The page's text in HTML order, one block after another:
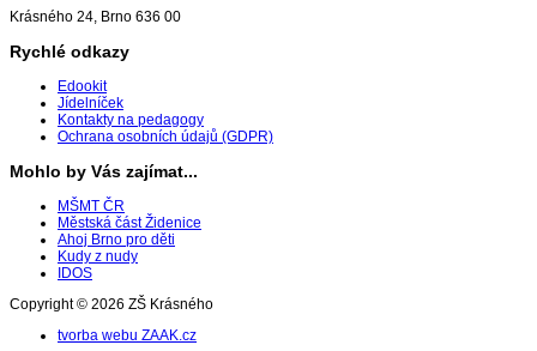
Krásného 24, Brno 636 00
Rychlé odkazy
Edookit
Jídelníček
Kontakty na pedagogy
Ochrana osobních údajů (GDPR)
Mohlo by Vás zajímat...
MŠMT ČR
Městská část Židenice
Ahoj Brno pro děti
Kudy z nudy
IDOS
Copyright © 2026 ZŠ Krásného
tvorba webu ZAAK.cz